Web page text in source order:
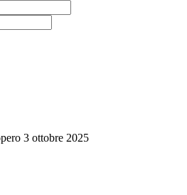
3 ottobre 2025